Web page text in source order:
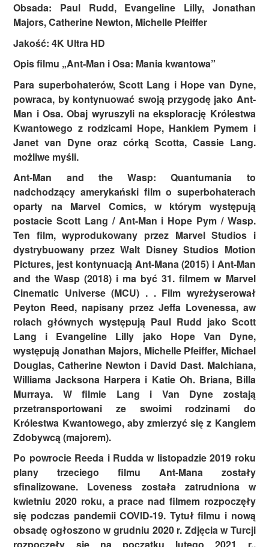
Obsada: Paul Rudd, Evangeline Lilly, Jonathan
Majors, Catherine Newton, Michelle Pfeiffer
Jakość: 4K Ultra HD
Opis filmu „Ant-Man i Osa: Mania kwantowa”
Para superbohaterów, Scott Lang i Hope van Dyne,
powraca, by kontynuować swoją przygodę jako Ant-
Man i Osa. Obaj wyruszyli na eksplorację Królestwa
Kwantowego z rodzicami Hope, Hankiem Pymem i
Janet van Dyne oraz córką Scotta, Cassie Lang.
możliwe myśli.
Ant-Man and the Wasp: Quantumania to
nadchodzący amerykański film o superbohaterach
oparty na Marvel Comics, w którym występują
postacie Scott Lang / Ant-Man i Hope Pym / Wasp.
Ten film, wyprodukowany przez Marvel Studios i
dystrybuowany przez Walt Disney Studios Motion
Pictures, jest kontynuacją Ant-Mana (2015) i Ant-Man
and the Wasp (2018) i ma być 31. filmem w Marvel
Cinematic Universe (MCU) . . Film wyreżyserował
Peyton Reed, napisany przez Jeffa Lovenessa, aw
rolach głównych występują Paul Rudd jako Scott
Lang i Evangeline Lilly jako Hope Van Dyne,
występują Jonathan Majors, Michelle Pfeiffer, Michael
Douglas, Catherine Newton i David Dast. Malchiana,
Williama Jacksona Harpera i Katie Oh. Briana, Billa
Murraya. W filmie Lang i Van Dyne zostają
przetransportowani ze swoimi rodzinami do
Królestwa Kwantowego, aby zmierzyć się z Kangiem
Zdobywcą (majorem).
Po powrocie Reeda i Rudda w listopadzie 2019 roku
plany trzeciego filmu Ant-Mana zostały
sfinalizowane. Loveness została zatrudniona w
kwietniu 2020 roku, a prace nad filmem rozpoczęły
się podczas pandemii COVID-19. Tytuł filmu i nową
obsadę ogłoszono w grudniu 2020 r. Zdjęcia w Turcji